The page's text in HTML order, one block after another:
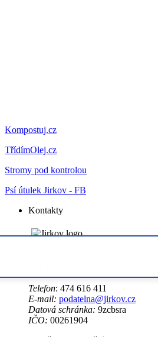
Kompostuj.cz
TřídímOlej.cz
Stromy pod kontrolou
Psí útulek Jirkov - FB
Kontakty
Telefon: 474 616 411
E-mail: podatelna@jirkov.cz
Datová schránka: 9zcbsra
IČO: 00261904